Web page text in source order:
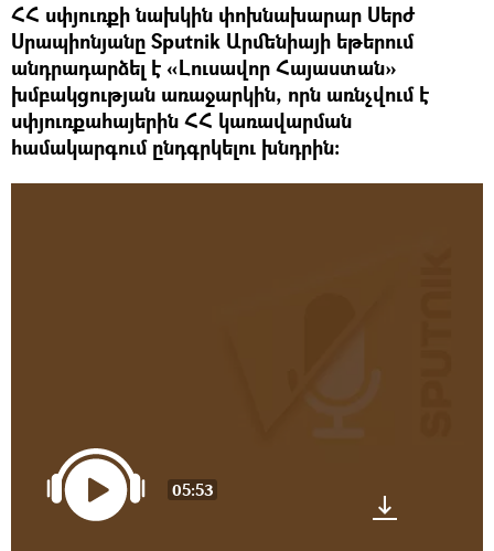
ՀՀ սփյուռքի նախկին փոխնախարար Սերժ
Սրապիոնյանը Sputnik Արմենիայի եթերում
անդրադարձել է «Լուսավոր Հայաստան»
խմբակցության առաջարկին, որն առնչվում է
սփյուռքահայերին ՀՀ կառավարման
համակարգում ընդգրկելու խնդրին։
05:53